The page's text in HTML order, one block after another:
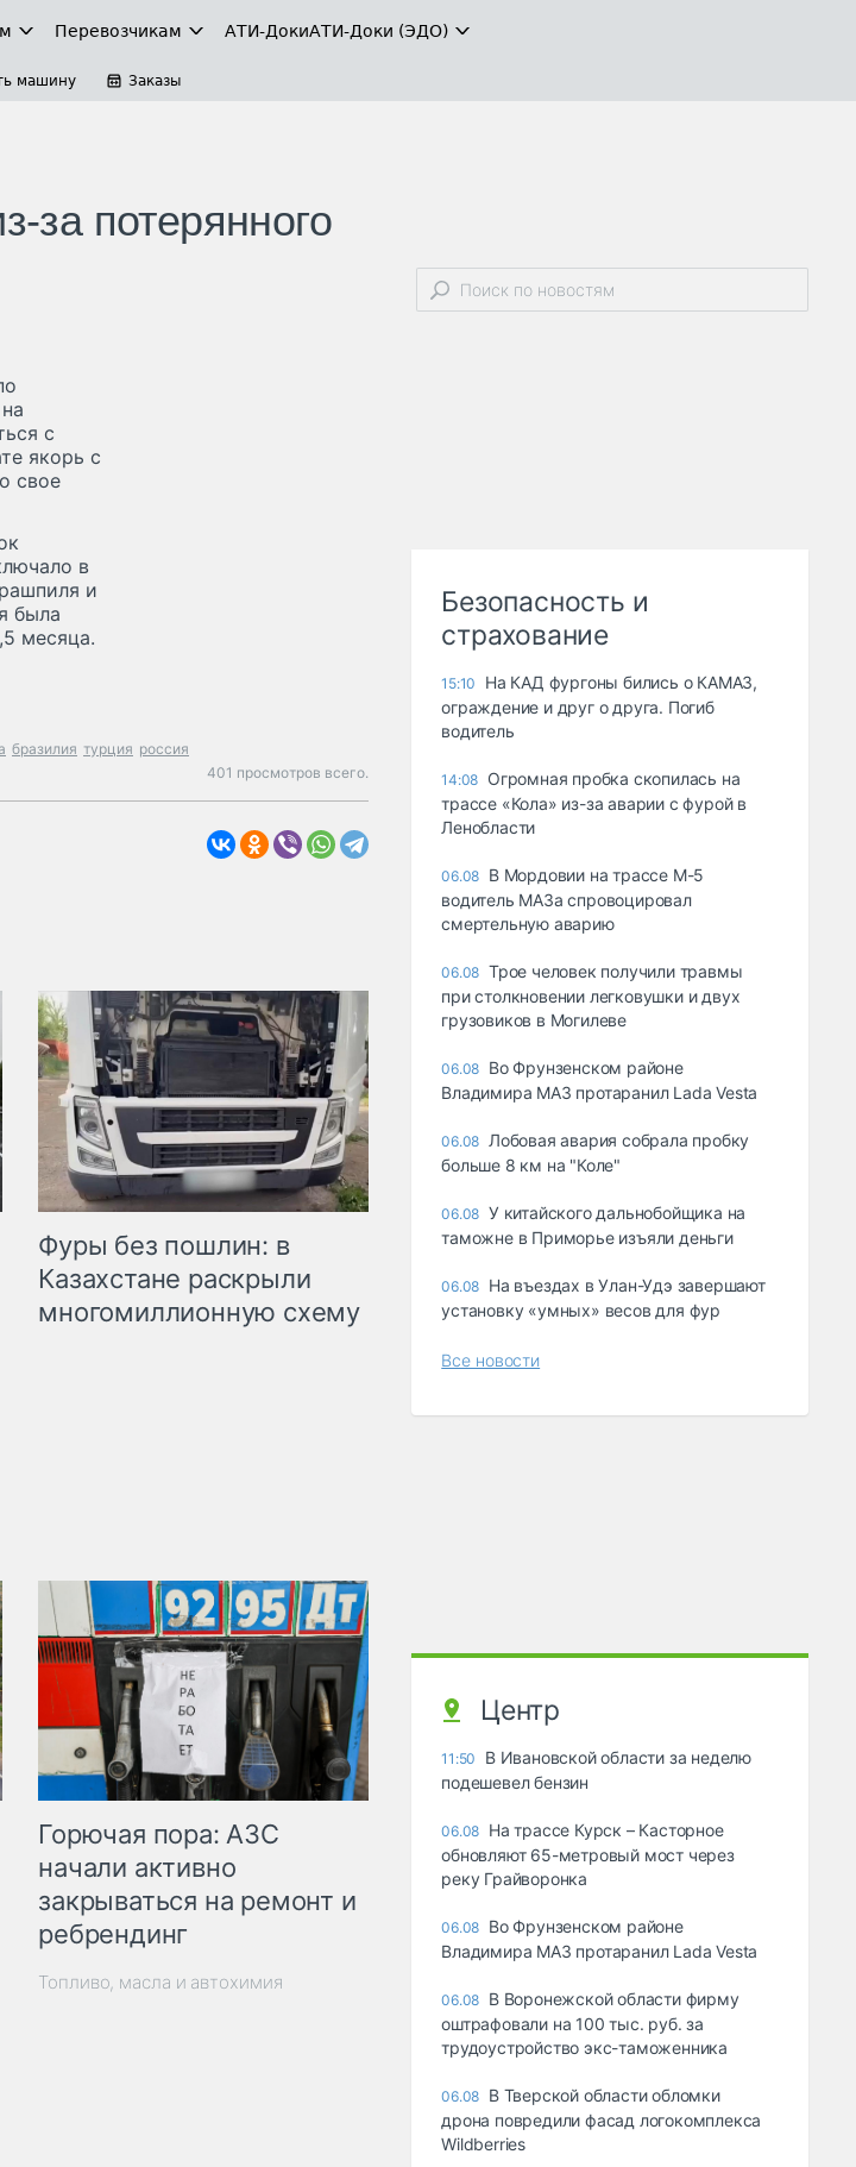
Перевозчикам АТИ-ДокиАТИ-Доки (ЭДО)
машину Заказы
за потерянного
с
якорь с
свое
в
и
была
месяца.
бразилия турция россия
401 просмотров всего.
Фуры без пошлин: в
Казахстане раскрыли
многомиллионную схему
Горючая пора: АЗС
начали активно
закрываться на ремонт и
ребрендинг
Топливо, масла и автохимия
Безопасность и
страхование
15:10
На КАД фургоны бились о КАМАЗ,
ограждение и друг о друга. Погиб
водитель
14:08 Огромная пробка скопилась на
трассе «Кола» из-за аварии с фурой в
Ленобласти
06.08 В Мордовии на трассе М-5
водитель МАЗа спровоцировал
смертельную аварию
06.08 Трое человек получили травмы
при столкновении легковушки и двух
грузовиков в Могилеве
06.08 Во Фрунзенском районе
Владимира МАЗ протаранил Lada Vesta
06.08 Лобовая авария собрала пробку
больше 8 км на "Коле"
06.08 У китайского дальнобойщика на
таможне в Приморье изъяли деньги
06.08 Ha въeздax в Улaн-Удэ зaвepшaют
ycтaнoвкy «yмныx» вecoв для фyp
Все новости
Центр
11:50
В Ивановской области за неделю
подешевел бензин
06.08 На трассе Курск – Касторное
обновляют 65-метровый мост через
реку Грайворонка
06.08 Во Фрунзенском районе
Владимира МАЗ протаранил Lada Vesta
06.08 В Воронежской области фирму
оштрафовали на 100 тыс. руб. за
трудоустройство экс-таможенника
06.08 В Тверской области обломки
дрона повредили фасад логокомплекса
Wildberries